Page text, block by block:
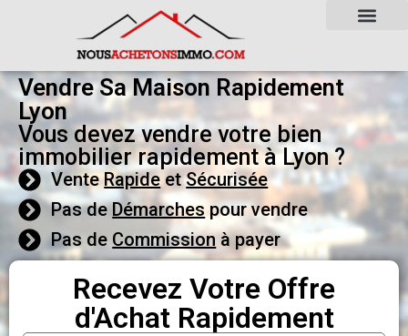
Vendre Sa Maison Rapidement
Lyon
Vous devez vendre votre bien
immobilier rapidement à Lyon ?
Vente Rapide etSécurisée
Pas deDémarches pour vendre
Pas de Commission à payer
Recevez Votre Offre
d'Achat Rapidement